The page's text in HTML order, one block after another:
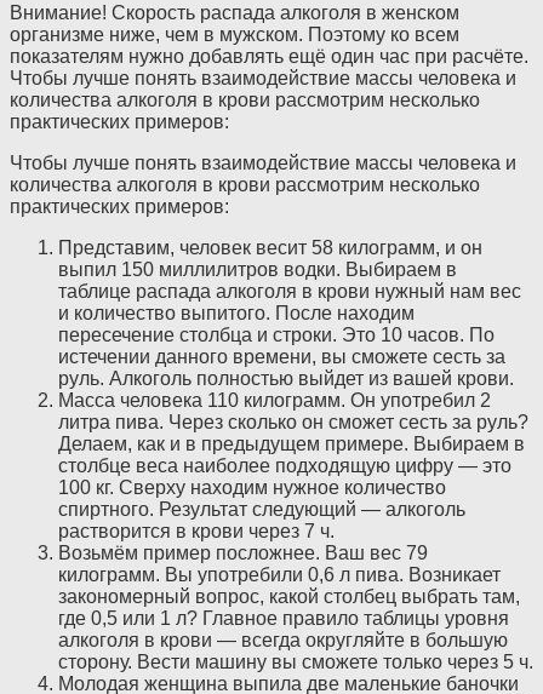
Внимание! Скорость распада алкоголя в женском
организме ниже, чем в мужском. Поэтому ко всем
показателям нужно добавлять ещё один час при расчёте.
Чтобы лучше понять взаимодействие массы человека и
количества алкоголя в крови рассмотрим несколько
практических примеров:
Чтобы лучше понять взаимодействие массы человека и
количества алкоголя в крови рассмотрим несколько
практических примеров:
Представим, человек весит 58 килограмм, и он
выпил 150 миллилитров водки. Выбираем в
таблице распада алкоголя в крови нужный нам вес
и количество выпитого. После находим
пересечение столбца и строки. Это 10 часов. По
истечении данного времени, вы сможете сесть за
руль. Алкоголь полностью выйдет из вашей крови.
Масса человека 110 килограмм. Он употребил 2
литра пива. Через сколько он сможет сесть за руль?
Делаем, как и в предыдущем примере. Выбираем в
столбце веса наиболее подходящую цифру — это
100 кг. Сверху находим нужное количество
спиртного. Результат следующий — алкоголь
растворится в крови через 7 ч.
Возьмём пример посложнее. Ваш вес 79
килограмм. Вы употребили 0,6 л пива. Возникает
закономерный вопрос, какой столбец выбрать там,
где 0,5 или 1 л? Главное правило таблицы уровня
алкоголя в крови — всегда округляйте в большую
сторону. Вести машину вы сможете только через 5 ч.
Молодая женщина выпила две маленькие баночки